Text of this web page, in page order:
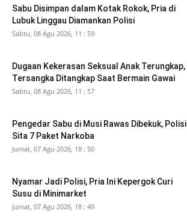
Sabu Disimpan dalam Kotak Rokok, Pria di
Lubuk Linggau Diamankan Polisi
Sabtu, 08 Agu 2026, 11 : 59
Dugaan Kekerasan Seksual Anak Terungkap,
Tersangka Ditangkap Saat Bermain Gawai
Sabtu, 08 Agu 2026, 11 : 57
Pengedar Sabu di Musi Rawas Dibekuk, Polisi
Sita 7 Paket Narkoba
Jumat, 07 Agu 2026, 18 : 50
Nyamar Jadi Polisi, Pria Ini Kepergok Curi
Susu di Minimarket
Jumat, 07 Agu 2026, 18 : 49